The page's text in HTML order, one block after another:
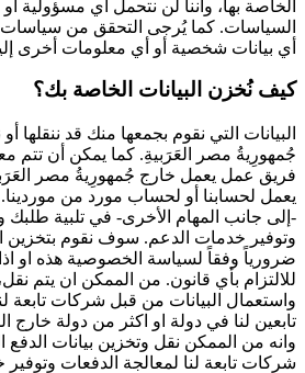
الخاصة بها، وأننا لن نتحمل أي مسؤولية
السياسات. كما يُرجى التحقق من سياسات
أي بيانات شخصية أو أي معلومات أخرى
كيف نُخزن البيانات الخاصة بك؟
البيانات التي نقوم بجمعها منك قد ننقلها
جُمهورِيةُ مصر العَرَبيةِ. كما يمكن أن تتم
فريق عمل يعمل خارج جُمهورِيةُ مصر
يعمل لحسابنا أو لحساب مورد من
-إلى جانب المهام الأخرى- في تلبية طلبك
وتوفير خدمات الدعم. سوف نقوم بتخزين
ضرورياً وفقاً لسياسة الخصوصية هذه او
للالتزام بأي قانون. من الممكن ان يتم
واستعمال البيانات من قبل شركات تابعة
تابعين لنا في دولة او اكثر من دولة خارج
وانه من الممكن نقل وتخزين بيانات
شركات تابعة لنا لمعالجة الدفعات